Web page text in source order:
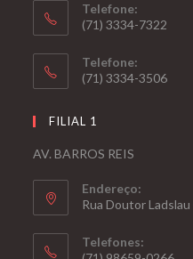
Telefone:
(71) 3334-7322
Telefone:
(71) 3334-3506
FILIAL 1
AV. BARROS REIS
Endereço:
Rua Doutor
Telefones: